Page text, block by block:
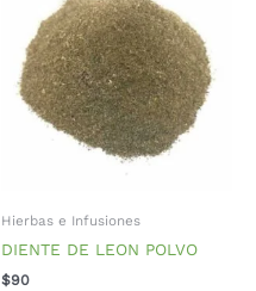
Hierbas e Infusiones
DIENTE DE LEON POLVO
$90